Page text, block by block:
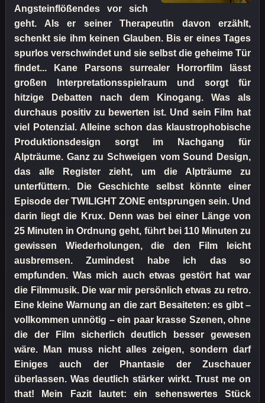
Angsteinflößendes vor sich
geht. Als er seiner Therapeutin davon erzählt,
schenkt sie ihm keinen Glauben. Bis er eines Tages
spurlos verschwindet und sie selbst die geheime Tür
findet... Kane Parsons surrealer Horrorfilm lässt
großen Interpretationsspielraum und sorgt für
hitzige Debatten nach dem Kinogang. Was als
durchaus positiv zu bewerten ist. Und sein Film hat
viel Potenzial. Alleine schon das klaustrophobische
Produktionsdesign sorgt im Nachgang für
Alpträume. Ganz zu Schweigen vom Sound Design,
das alle Register zieht, um die Alpträume zu
unterfüttern. Die Geschichte selbst könnte einer
Episode der TWILIGHT ZONE entsprungen sein. Und
darin liegt die Krux. Denn was bei einer Länge von
25 Minuten in Ordnung geht, führt bei 110 Minuten zu
gewissen Wiederholungen, die den Film leicht
ausbremsen. Zumindest habe ich das so
empfunden. Was mich auch etwas gestört hat war
die Filmmusik. Die war mir persönlich etwas zu retro.
Eine kleine Warnung an die zart Besaiteten: es gibt –
vollkommen unnötig – ein paar krasse Szenen, ohne
die der Film sicherlich deutlich besser gewesen
wäre. Man muss nicht alles zeigen, sondern darf
Einiges auch der Phantasie der Zuschauer
überlassen. Was deutlich stärker wirkt. Trust me on
that! Mein Fazit lautet: ein sehenswertes Stück